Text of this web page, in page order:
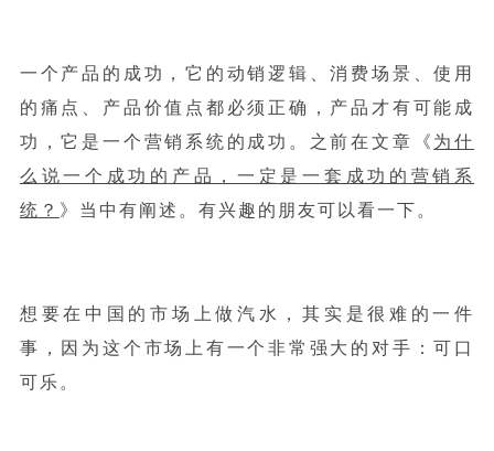
一个产品的成功，它的动销逻辑、消费场景、使用
的痛点、产品价值点都必须正确，产品才有可能成
功，它是一个营销系统的成功。之前在文章《 为什
么说一个成功的产品，一定是一套成功的营销系
统？ 》当中有阐述。有兴趣的朋友可以看一下。
想要在中国的市场上做汽水，其实是很难的一件
事，因为这个市场上有一个非常强大的对手：可口
可乐。